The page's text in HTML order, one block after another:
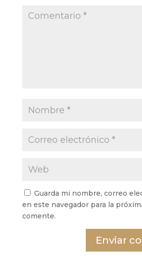
Guarda mi nombre, correo
en este navegador para la
comente.